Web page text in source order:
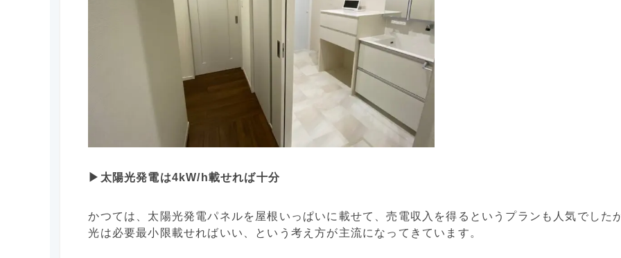
▶︎太陽光発電は4kW/h載せれば十分
かつては、太陽光発電パネルを屋根いっぱいに載せて、売電収入を得るというプランも人気でした
光は必要最小限載せればいい、という考え方が主流になってきています。